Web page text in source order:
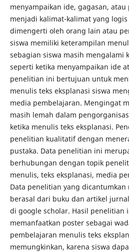
menyampaikan ide, gagasan,
menjadi kalimat-kalimat yang
dimengerti oleh orang lain atau
siswa memiliki keterampilan
sebagian siswa masih mengalami
seperti ketika menyampaikan ide
penelitian ini bertujuan untuk
menulis teks eksplanasi siswa
media pembelajaran. Mengingat
masih lemah dalam
ketika menulis teks eksplanasi.
penelitian kualitatif dengan
pustaka. Data penelitian ini
berhubungan dengan topik
menulis, teks eksplanasi, media
Data penelitian yang dicantumkan
berasal dari buku dan artikel
di google scholar. Hasil penelitian
memanfaatkan poster sebagai
pembelajaran menulis teks
memungkinkan, karena siswa